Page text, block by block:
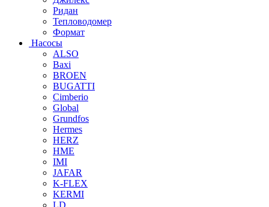
Ридан
Тепловодомер
Формат
Насосы
ALSO
Baxi
BROEN
BUGATTI
Cimberio
Global
Grundfos
Hermes
HERZ
HME
IMI
JAFAR
K-FLEX
KERMI
LD